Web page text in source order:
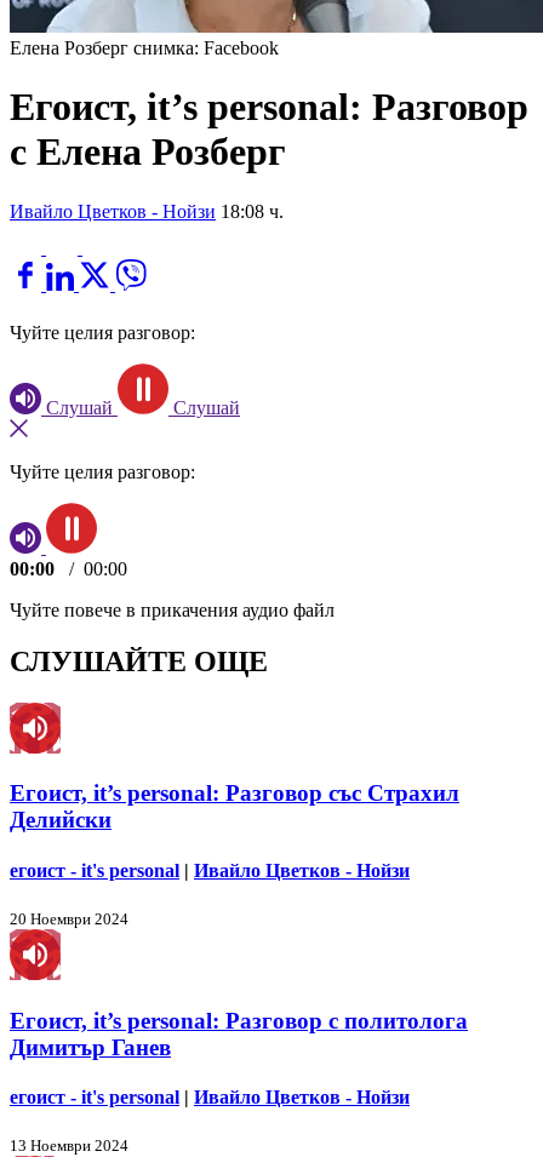
Елена Розберг снимка: Facebook
Егоист, it’s personal: Разговор
с Елена Розберг
Ивайло Цветков - Нойзи 18:08 ч.
Чуйте целия разговор:
Слушай Слушай
Чуйте целия разговор:
00:00 / 00:00
Чуйте повече в прикачения аудио файл
СЛУШАЙТЕ ОЩЕ
Егоист, it’s personal: Разговор със Страхил
Делийски
егоист - it's personal | Ивайло Цветков - Нойзи
20 Ноември 2024
Егоист, it’s personal: Разговор с политолога
Димитър Ганев
егоист - it's personal | Ивайло Цветков - Нойзи
13 Ноември 2024